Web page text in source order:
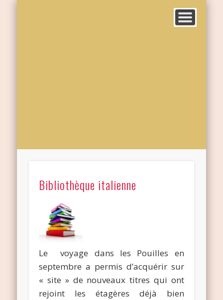
Bibliothèque italienne
Le voyage dans les Pouilles en
septembre a permis d’acquérir sur
« site » de nouveaux titres qui ont
rejoint les étagères déjà bien